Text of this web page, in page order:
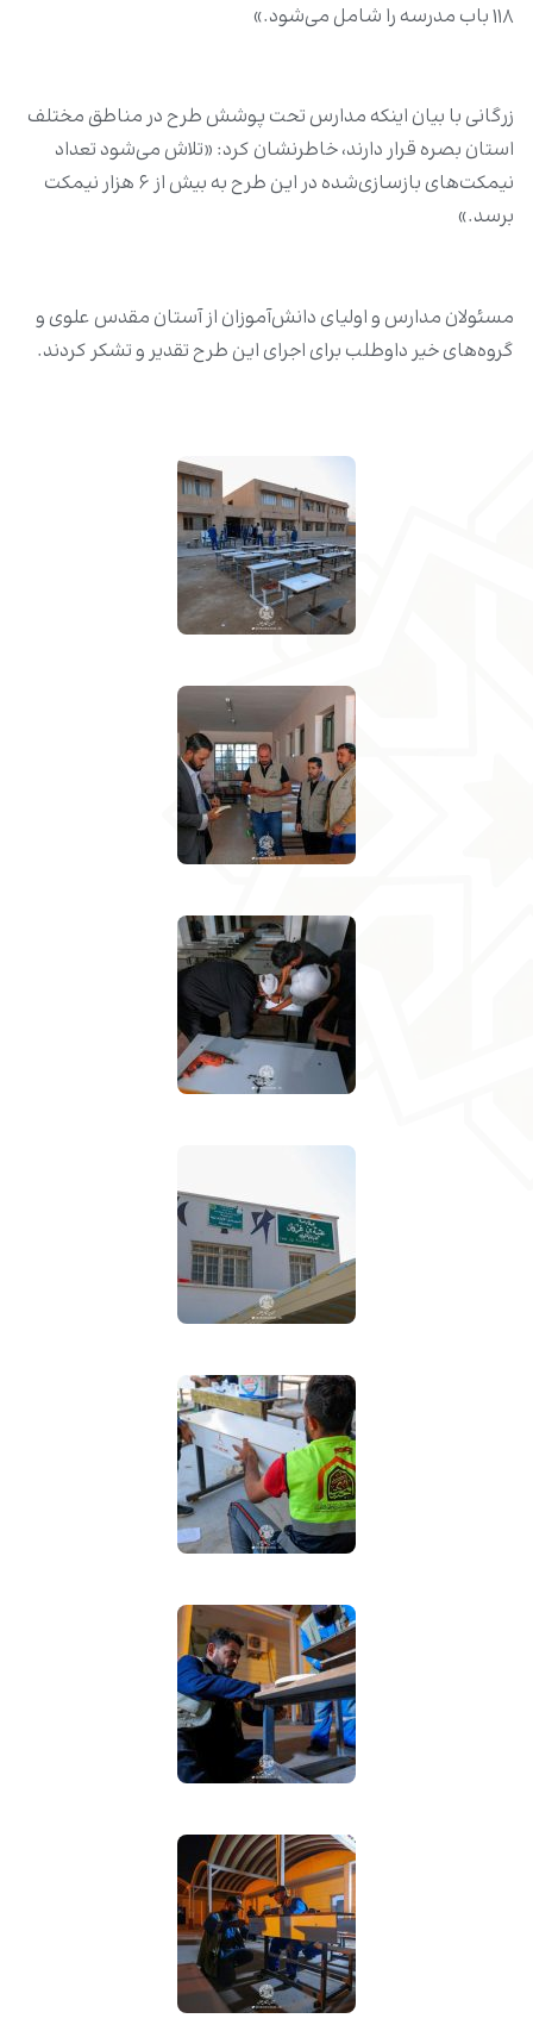
۱۱۸ باب مدرسه را شامل می‌شود.»
زرگانی با بیان اینکه مدارس تحت پوشش طرح در مناطق مختلف
استان بصره قرار دارند، خاطرنشان کرد: «تلاش می‌شود تعداد
نیمکت‌های بازسازی‌شده در این طرح به بیش از ۶ هزار نیمکت
برسد.»
مسئولان مدارس و اولیای دانش‌آموزان از آستان مقدس علوی و
گروه‌های خیر داوطلب برای اجرای این طرح تقدیر و تشکر کردند.